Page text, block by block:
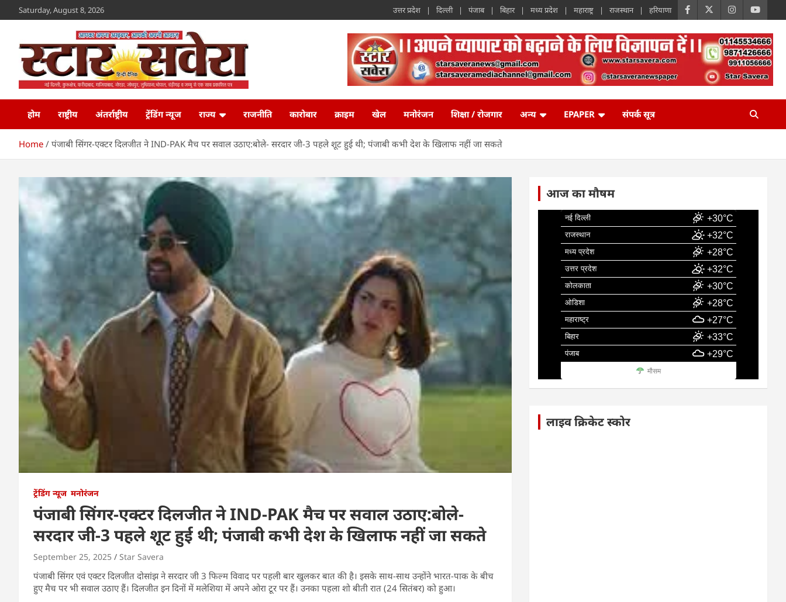
to
Saturday, August 8, 2026 उत्तर प्रदेश दिल्ली पंजाब बिहार मध्य प्रदेश महाराष्ट्र राजस्थान हरियाणा
Star Savera
होम
राष्ट्रीय अंतर्राष्ट्रीय ट्रेंडिंग न्यूज राज्य राजनीति कारोबार क्राइम खेल मनोरंजन शिक्षा / रोजगार अन्य EPAPER संपर्क सूत्र
Home पंजाबी सिंगर-एक्टर दिलजीत ने IND-PAK मैच पर सवाल उठाए:बोले- सरदार जी-3 पहले शूट हुई थी; पंजाबी कभी देश के खिलाफ नहीं जा सकते
ट्रेंडिंग न्यूज मनोरंजन
पंजाबी सिंगर-एक्टर दिलजीत ने IND-PAK मैच पर सवाल उठाए:बोले-
सरदार जी-3 पहले शूट हुई थी; पंजाबी कभी देश के खिलाफ नहीं जा सकते
September 25, 2025 Star Savera
पंजाबी सिंगर एवं एक्टर दिलजीत दोसांझ ने सरदार जी 3 फिल्म विवाद पर पहली बार खुलकर बात की है। इसके साथ-साथ उन्होंने भारत-पाक के बीच
हुए मैच पर भी सवाल उठाए हैं। दिलजीत इन दिनों में मलेशिया में अपने ओरा टूर पर हैं। उनका पहला शो बीती रात (24 सितंबर) को हुआ।
आज का मौषम
नई दिल्ली +30°C
राजस्थान +32°C
मध्य प्रदेश +28°C
उत्तर प्रदेश +32°C
कोलकाता +30°C
ओडिशा +28°C
महाराष्ट्र +27°C
बिहार +33°C
पंजाब +29°C
मौसम
लाइव क्रिकेट स्कोर